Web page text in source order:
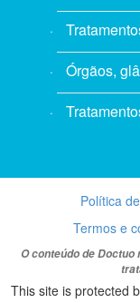
Órgãos,
Política
Termos e
O conteúdo de
This site is protected